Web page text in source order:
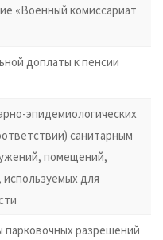
«Военный комиссариат
доплаты к пенсии
эпидемиологических
санитарным
помещений,
для
парковочных разрешений